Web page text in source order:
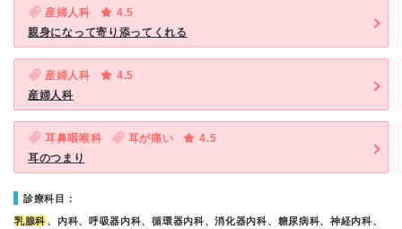
産婦人科
4.5
親身になって寄り添ってくれる
産婦人科
4.5
産婦人科
耳鼻咽喉科 耳が痛い
4.5
耳のつまり
診療科目：
乳腺科 、内科、呼吸器内科、循環器内科、消化器内科、糖尿病科、神経内科、